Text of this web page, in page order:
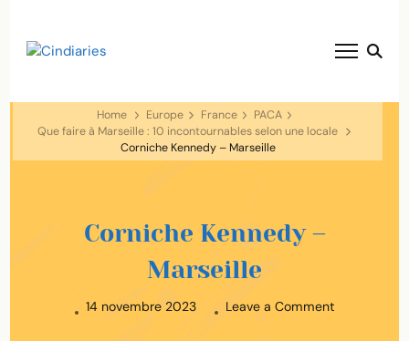
Home Europe France
PACA
Que faire à Marseille : 10 incontournables selon une locale
Corniche Kennedy – Marseille
Corniche Kennedy –
Marseille
14 novembre 2023 Leave a Commenton